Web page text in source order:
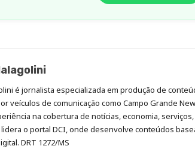
é jornalista especializada em produção de
veículos de comunicação como Campo Grande
na cobertura de notícias, economia,
o portal DCI, onde desenvolve conteúdos
DRT 1272/MS